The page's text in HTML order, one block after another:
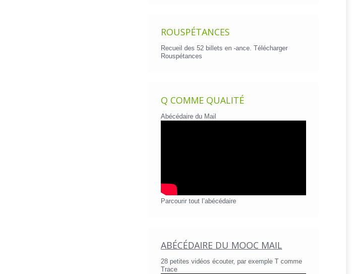
ROUSPÉTANCES
Recueil des 52 billets en -ance. Télécharger
Rouspétances
Q COMME QUALITÉ
Abécédaire du Mail
Parcourir tout l’abécédaire
ABÉCÉDAIRE DU MOOC MAIL
28 petites vidéos écouter, par exemple T comme
Trace